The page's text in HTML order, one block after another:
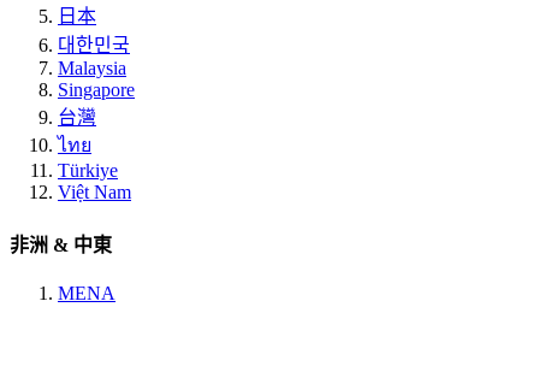
日本
대한민국
Malaysia
Singapore
台灣
ไทย
Türkiye
Việt Nam
非洲 & 中東
MENA